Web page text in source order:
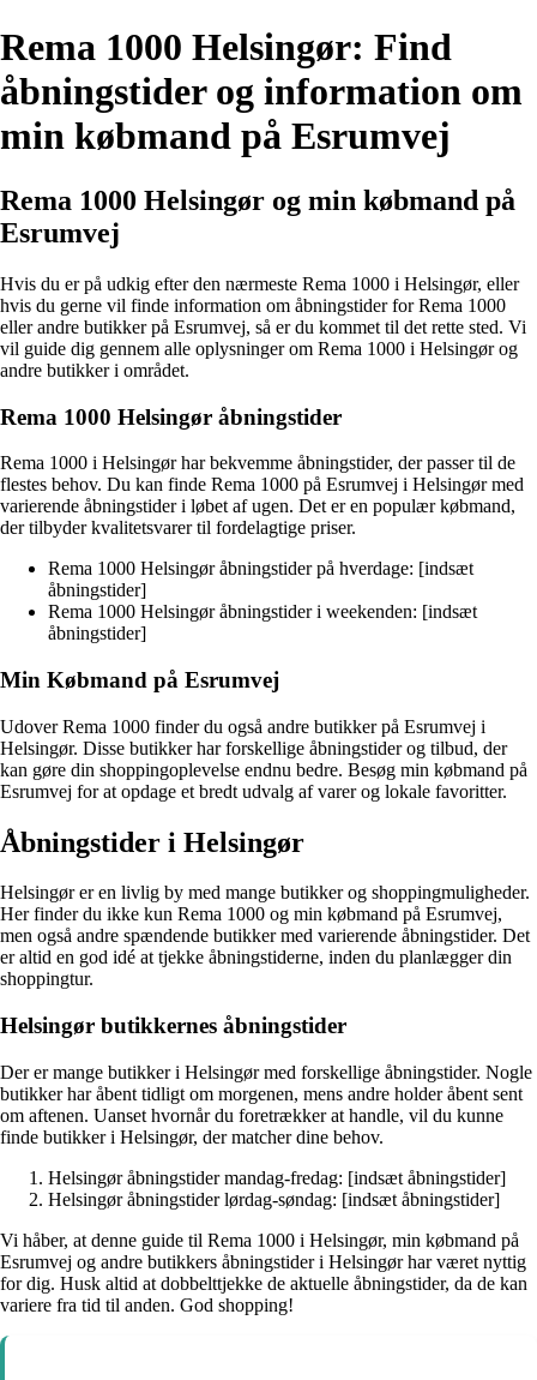
Rema 1000 Helsingør: Find
åbningstider og information om
min købmand på Esrumvej
Rema 1000 Helsingør og min købmand på
Esrumvej
Hvis du er på udkig efter den nærmeste Rema 1000 i Helsingør, eller
hvis du gerne vil finde information om åbningstider for Rema 1000
eller andre butikker på Esrumvej, så er du kommet til det rette sted. Vi
vil guide dig gennem alle oplysninger om Rema 1000 i Helsingør og
andre butikker i området.
Rema 1000 Helsingør åbningstider
Rema 1000 i Helsingør har bekvemme åbningstider, der passer til de
flestes behov. Du kan finde Rema 1000 på Esrumvej i Helsingør med
varierende åbningstider i løbet af ugen. Det er en populær købmand,
der tilbyder kvalitetsvarer til fordelagtige priser.
Rema 1000 Helsingør åbningstider på hverdage: [indsæt
åbningstider]
Rema 1000 Helsingør åbningstider i weekenden: [indsæt
åbningstider]
Min Købmand på Esrumvej
Udover Rema 1000 finder du også andre butikker på Esrumvej i
Helsingør. Disse butikker har forskellige åbningstider og tilbud, der
kan gøre din shoppingoplevelse endnu bedre. Besøg min købmand på
Esrumvej for at opdage et bredt udvalg af varer og lokale favoritter.
Åbningstider i Helsingør
Helsingør er en livlig by med mange butikker og shoppingmuligheder.
Her finder du ikke kun Rema 1000 og min købmand på Esrumvej,
men også andre spændende butikker med varierende åbningstider. Det
er altid en god idé at tjekke åbningstiderne, inden du planlægger din
shoppingtur.
Helsingør butikkernes åbningstider
Der er mange butikker i Helsingør med forskellige åbningstider. Nogle
butikker har åbent tidligt om morgenen, mens andre holder åbent sent
om aftenen. Uanset hvornår du foretrækker at handle, vil du kunne
finde butikker i Helsingør, der matcher dine behov.
Helsingør åbningstider mandag-fredag: [indsæt åbningstider]
Helsingør åbningstider lørdag-søndag: [indsæt åbningstider]
Vi håber, at denne guide til Rema 1000 i Helsingør, min købmand på
Esrumvej og andre butikkers åbningstider i Helsingør har været nyttig
for dig. Husk altid at dobbelttjekke de aktuelle åbningstider, da de kan
variere fra tid til anden. God shopping!